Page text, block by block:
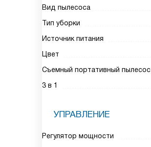
Вид пылесоса
Тип уборки
Источник питания
Цвет
Съемный портативный пылесос
3 в 1
УПРАВЛЕНИЕ
Регулятор мощности